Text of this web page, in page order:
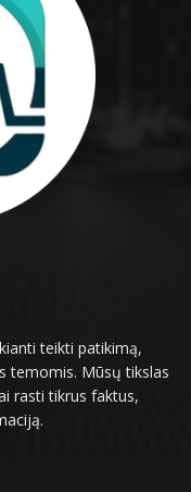
teikti patikimą,
temomis. Mūsų tikslas
rasti tikrus faktus,